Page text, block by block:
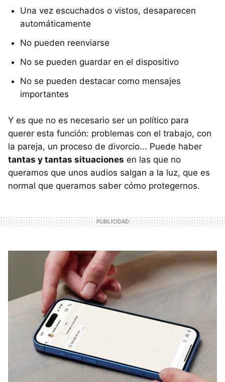
Una vez escuchados o vistos, desaparecen
automáticamente
No pueden reenviarse
No se pueden guardar en el dispositivo
No se pueden destacar como mensajes
importantes
Y es que no es necesario ser un político para
querer esta función: problemas con el trabajo, con
la pareja, un proceso de divorcio... Puede haber
tantas y tantas situaciones en las que no
queramos que unos audios salgan a la luz, que es
normal que queramos saber cómo protegernos.